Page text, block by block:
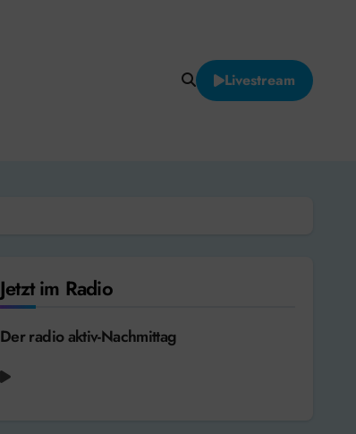
Livestream
Jetzt im Radio
Der radio aktiv-Nachmittag